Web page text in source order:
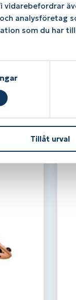
vidarebefordrar
analysföretag
som du har
Tillåt urval